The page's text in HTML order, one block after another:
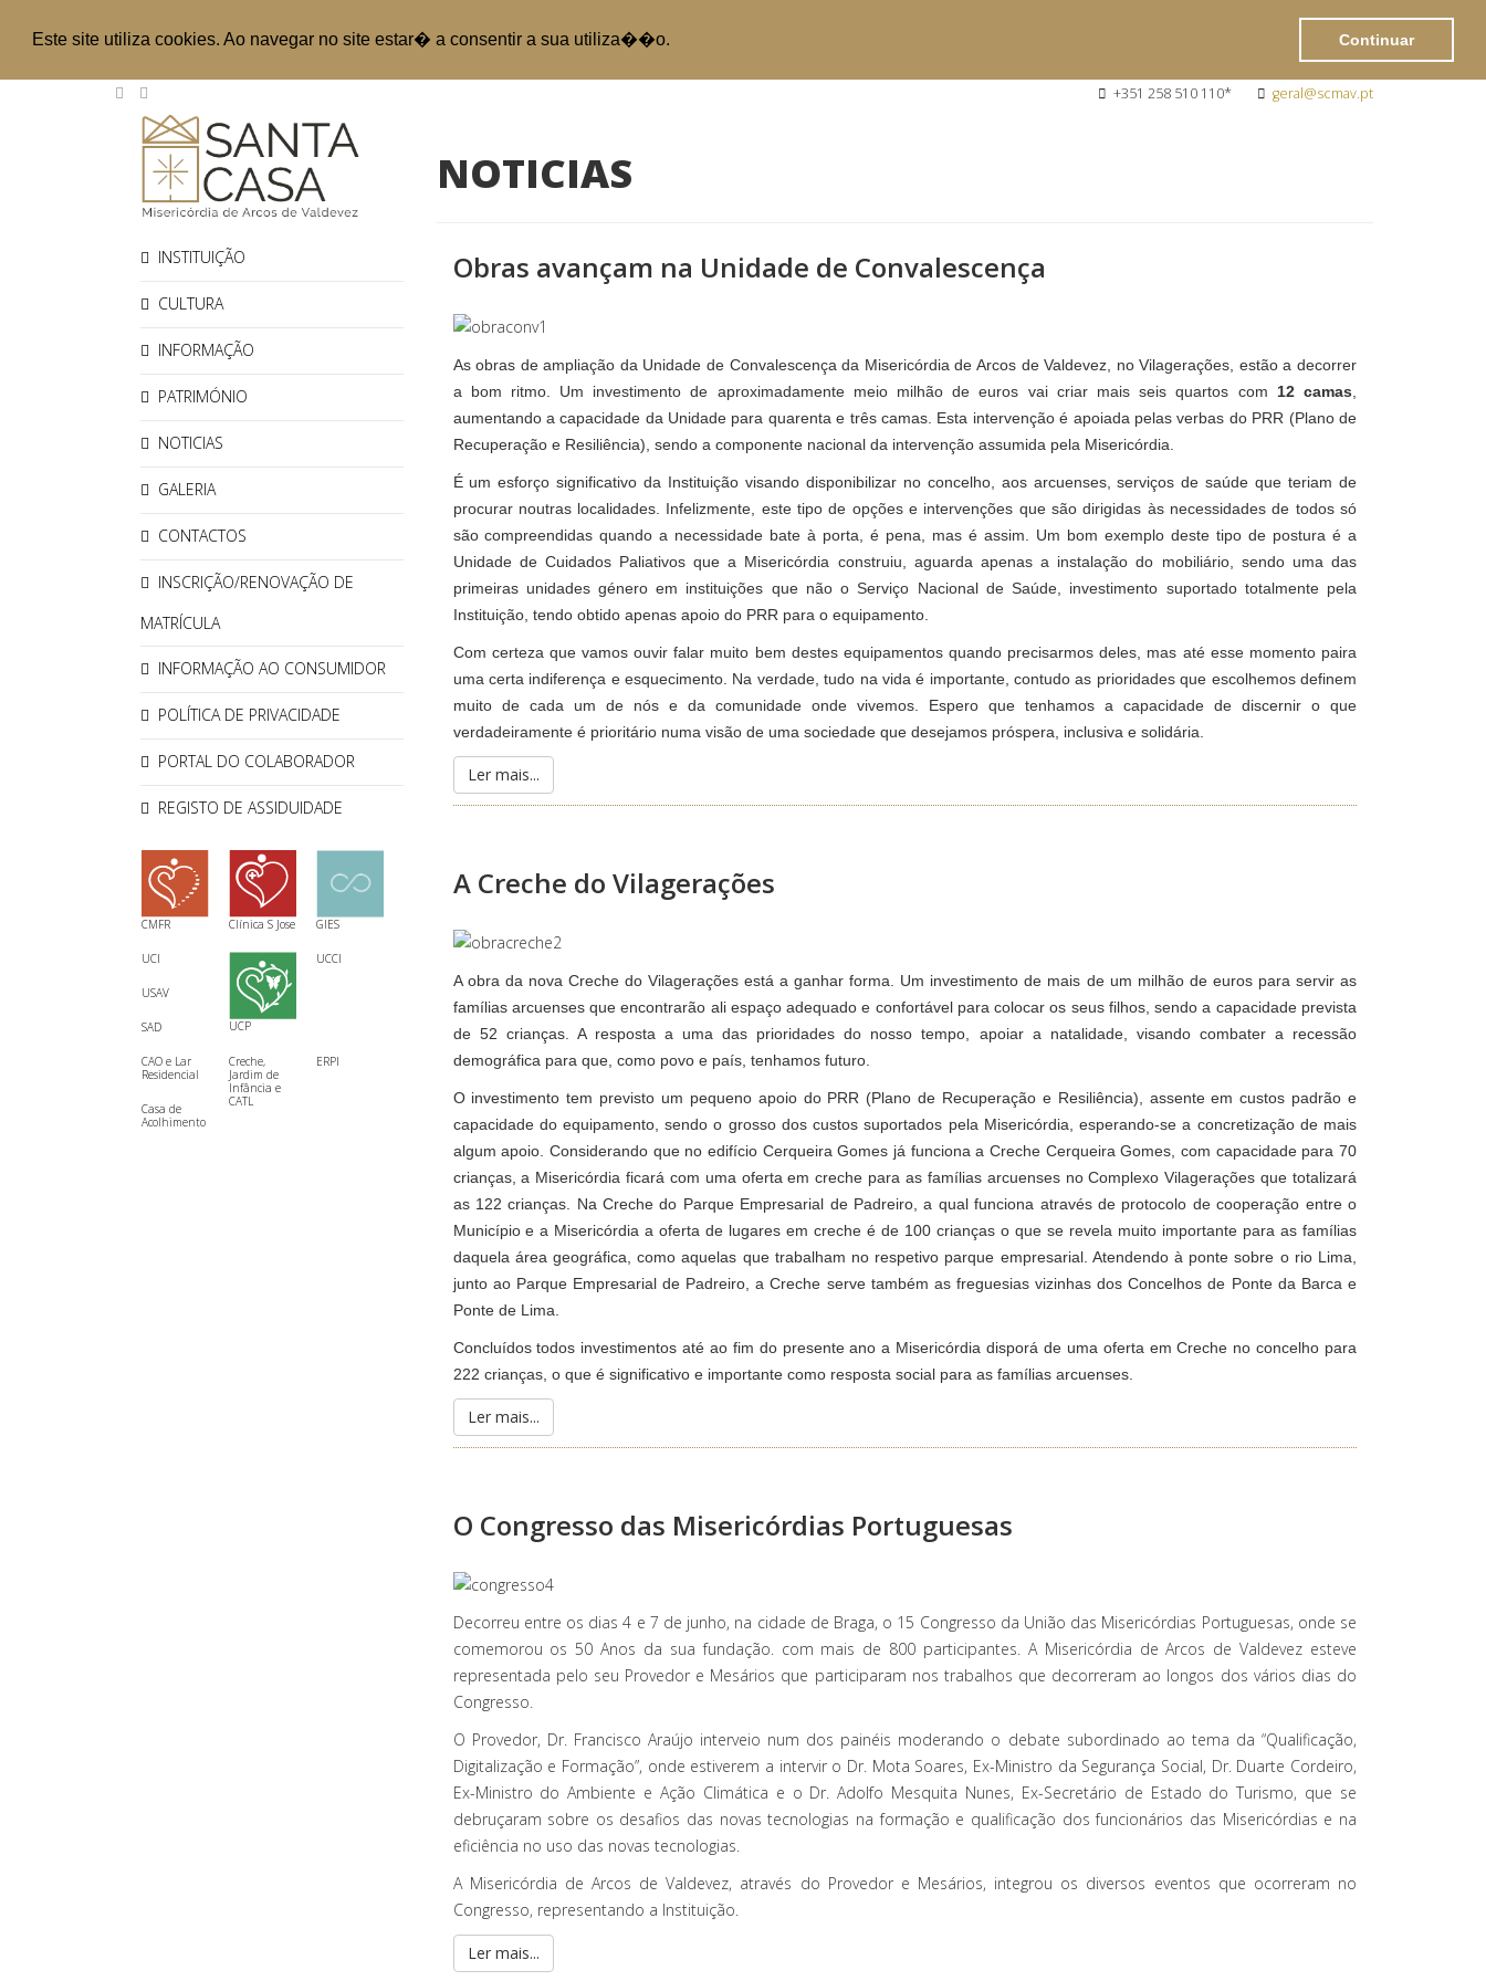
Este site utiliza cookies. Ao navegar no site estar� a consentir a sua utiliza��o. Continuar
+351 258 510 110* geral@scmav.pt
INSTITUIÇÃO
CULTURA
INFORMAÇÃO
PATRIMÓNIO
NOTICIAS
GALERIA
CONTACTOS
INSCRIÇÃO/RENOVAÇÃO DE
MATRÍCULA
INFORMAÇÃO AO CONSUMIDOR
POLÍTICA DE PRIVACIDADE
PORTAL DO COLABORADOR
REGISTO DE ASSIDUIDADE
GIES
Clínica S Jose
CMFR
UCCI
UCP
UCI
USAV
SAD
ERPI
Creche,
Jardim de
Infância e
CATL
CAO e Lar
Residencial
Casa de
Acolhimento
NOTICIAS
Obras avançam na Unidade de Convalescença
As obras de ampliação da Unidade de Convalescença da Misericórdia de Arcos de Valdevez, no Vilagerações, estão a decorrer
a bom ritmo. Um investimento de aproximadamente meio milhão de euros vai criar mais seis quartos com 12 camas
aumentando a capacidade da Unidade para quarenta e três camas. Esta intervenção é apoiada pelas verbas do PRR (Plano de
Recuperação e Resiliência), sendo a componente nacional da intervenção assumida pela Misericórdia.
É um esforço significativo da Instituição visando disponibilizar no concelho, aos arcuenses, serviços de saúde que teriam de
procurar noutras localidades. Infelizmente, este tipo de opções e intervenções que são dirigidas às necessidades de todos só
são compreendidas quando a necessidade bate à porta, é pena, mas é assim. Um bom exemplo deste tipo de postura é a
Unidade de Cuidados Paliativos que a Misericórdia construiu, aguarda apenas a instalação do mobiliário, sendo uma das
primeiras unidades género em instituições que não o Serviço Nacional de Saúde, investimento suportado totalmente pela
Instituição, tendo obtido apenas apoio do PRR para o equipamento.
Com certeza que vamos ouvir falar muito bem destes equipamentos quando precisarmos deles, mas até esse momento paira
uma certa indiferença e esquecimento. Na verdade, tudo na vida é importante, contudo as prioridades que escolhemos definem
muito de cada um de nós e da comunidade onde vivemos. Espero que tenhamos a capacidade de discernir o que
verdadeiramente é prioritário numa visão de uma sociedade que desejamos próspera, inclusiva e solidária.
Ler mais...
A Creche do Vilagerações
A obra da nova Creche do Vilagerações está a ganhar forma. Um investimento de mais de um milhão de euros para servir as
famílias arcuenses que encontrarão ali espaço adequado e confortável para colocar os seus filhos, sendo a capacidade prevista
de 52 crianças. A resposta a uma das prioridades do nosso tempo, apoiar a natalidade, visando combater a recessão
demográfica para que, como povo e país, tenhamos futuro.
O investimento tem previsto um pequeno apoio do PRR (Plano de Recuperação e Resiliência), assente em custos padrão e
capacidade do equipamento, sendo o grosso dos custos suportados pela Misericórdia, esperando-se a concretização de mais
algum apoio. Considerando que no edifício Cerqueira Gomes já funciona a Creche Cerqueira Gomes, com capacidade para 70
crianças, a Misericórdia ficará com uma oferta em creche para as famílias arcuenses no Complexo Vilagerações que totalizará
as 122 crianças. Na Creche do Parque Empresarial de Padreiro, a qual funciona através de protocolo de cooperação entre o
Município e a Misericórdia a oferta de lugares em creche é de 100 crianças o que se revela muito importante para as famílias
daquela área geográfica, como aquelas que trabalham no respetivo parque empresarial. Atendendo à ponte sobre o rio Lima,
junto ao Parque Empresarial de Padreiro, a Creche serve também as freguesias vizinhas dos Concelhos de Ponte da Barca e
Ponte de Lima.
Concluídos todos investimentos até ao fim do presente ano a Misericórdia disporá de uma oferta em Creche no concelho para
222 crianças, o que é significativo e importante como resposta social para as famílias arcuenses.
Ler mais...
O Congresso das Misericórdias Portuguesas
Decorreu entre os dias 4 e 7 de junho, na cidade de Braga, o 15 Congresso da União das Misericórdias Portuguesas, onde se
comemorou os 50 Anos da sua fundação. com mais de 800 participantes. A Misericórdia de Arcos de Valdevez esteve
representada pelo seu Provedor e Mesários que participaram nos trabalhos que decorreram ao longos dos vários dias do
Congresso.
O Provedor, Dr. Francisco Araújo interveio num dos painéis moderando o debate subordinado ao tema da “Qualificação,
Digitalização e Formação”, onde estiverem a intervir o Dr. Mota Soares, Ex-Ministro da Segurança Social, Dr. Duarte Cordeiro,
Ex-Ministro do Ambiente e Ação Climática e o Dr. Adolfo Mesquita Nunes, Ex-Secretário de Estado do Turismo, que se
debruçaram sobre os desafios das novas tecnologias na formação e qualificação dos funcionários das Misericórdias e na
eficiência no uso das novas tecnologias.
A Misericórdia de Arcos de Valdevez, através do Provedor e Mesários, integrou os diversos eventos que ocorreram no
Congresso, representando a Instituição.
Ler mais...